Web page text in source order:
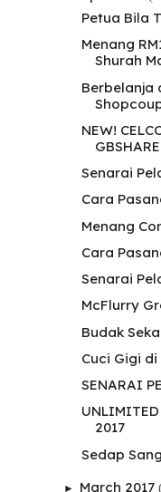
Petua Bila
Menang
Shurah
Berbelanja
NEW!
Senarai
Cara
Menang
Cara
Senarai
McFlurry
Budak
Cuci Gigi
SENARAI
2017
Sedap
► March 2017